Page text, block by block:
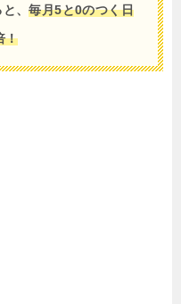
と、毎月5と0のつく日
！